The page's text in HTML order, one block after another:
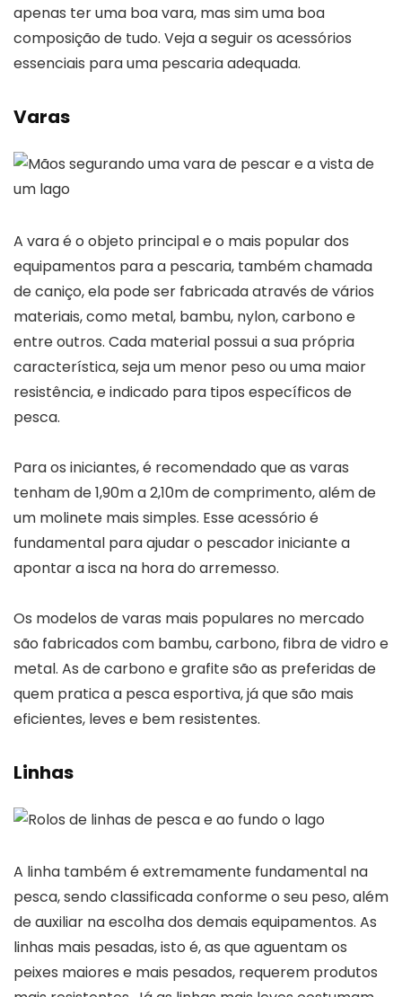
apenas ter uma boa vara, mas sim uma boa
composição de tudo. Veja a seguir os acessórios
essenciais para uma pescaria adequada.
Varas
A vara é o objeto principal e o mais popular dos
equipamentos para a pescaria, também chamada
de caniço, ela pode ser fabricada através de vários
materiais, como metal, bambu, nylon, carbono e
entre outros. Cada material possui a sua própria
característica, seja um menor peso ou uma maior
resistência, e indicado para tipos específicos de
pesca.
Para os iniciantes, é recomendado que as varas
tenham de 1,90m a 2,10m de comprimento, além de
um molinete mais simples. Esse acessório é
fundamental para ajudar o pescador iniciante a
apontar a isca na hora do arremesso.
Os modelos de varas mais populares no mercado
são fabricados com bambu, carbono, fibra de vidro e
metal. As de carbono e grafite são as preferidas de
quem pratica a pesca esportiva, já que são mais
eficientes, leves e bem resistentes.
Linhas
A linha também é extremamente fundamental na
pesca, sendo classificada conforme o seu peso, além
de auxiliar na escolha dos demais equipamentos. As
linhas mais pesadas, isto é, as que aguentam os
peixes maiores e mais pesados, requerem produtos